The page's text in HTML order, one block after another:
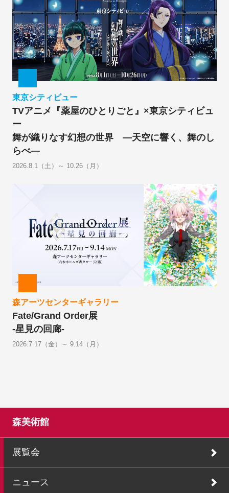
東京シティビュー
TVアニメ『薬屋のひとりごと』×東京シティビュ
ー
舞が織りなす幻想の世界 ―天空に響く、舞のし
らべ―
2026.8.1（土）～ 10.26（月）
森アーツセンターギャラリー
Fate/Grand Order展
-星見の回廊-
2026.7.17（金）～ 9.14（月）
森美術館
展覧会
ニュース